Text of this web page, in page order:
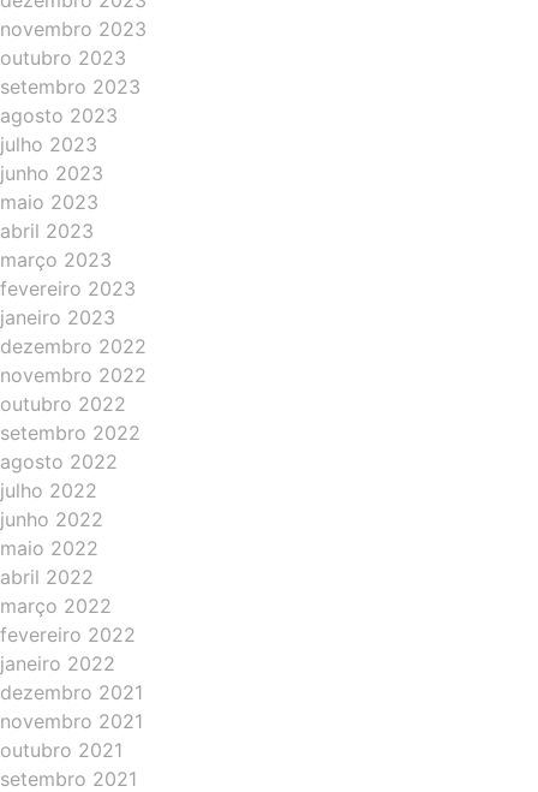
novembro 2023
outubro 2023
setembro 2023
agosto 2023
julho 2023
junho 2023
maio 2023
abril 2023
março 2023
fevereiro 2023
janeiro 2023
dezembro 2022
novembro 2022
outubro 2022
setembro 2022
agosto 2022
julho 2022
junho 2022
maio 2022
abril 2022
março 2022
fevereiro 2022
janeiro 2022
dezembro 2021
novembro 2021
outubro 2021
setembro 2021